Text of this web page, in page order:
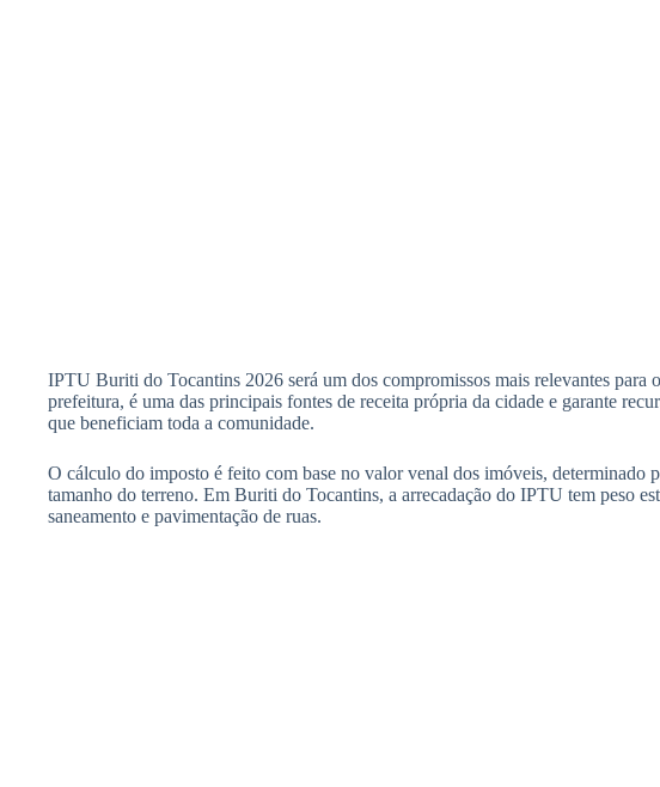
IPTU Buriti do Tocantins 2026 será um dos compromissos mais relevantes
prefeitura, é uma das principais fontes de receita própria da cidade e garante
que beneficiam toda a comunidade.
O cálculo do imposto é feito com base no valor venal dos imóveis, determinado
tamanho do terreno. Em Buriti do Tocantins, a arrecadação do IPTU tem peso
saneamento e pavimentação de ruas.